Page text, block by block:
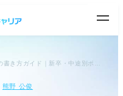
熊野 公俊